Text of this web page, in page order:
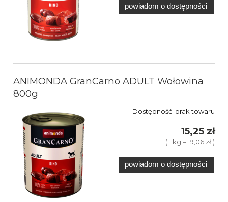
powiadom o dostępności
ANIMONDA GranCarno ADULT Wołowina
800g
Dostępność: brak towaru
15,25 zł
( 1 kg = 19,06 zł )
powiadom o dostępności